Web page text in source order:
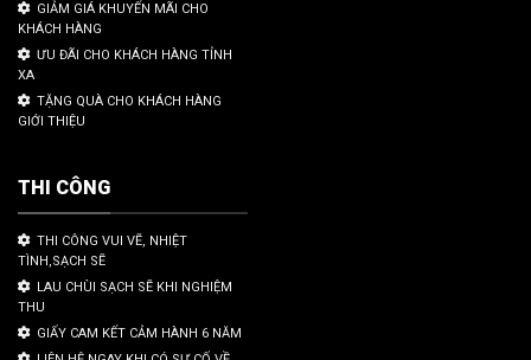
GIẢM GIÁ KHUYẾN MÃI CHO
KHÁCH HÀNG
ƯU ĐÃI CHO KHÁCH HÀNG TỈNH
XA
TẶNG QUÀ CHO KHÁCH HÀNG
GIỚI THIỆU
THI CÔNG
THI CÔNG VUI VẼ, NHIỆT
TÌNH,SẠCH SẼ
LAU CHÙI SẠCH SẼ KHI NGHIỆM
THU
GIẤY CAM KẾT CẢM HÀNH 6 NĂM